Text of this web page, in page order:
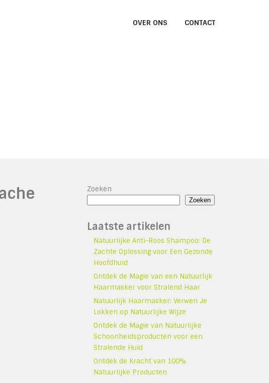
OVER ONS CONTACT
Zoeken
Zoeken
Laatste artikelen
Natuurlijke Anti-Roos Shampoo: De
Zachte Oplossing voor Een Gezonde
Hoofdhuid
Ontdek de Magie van een Natuurlijk
Haarmasker voor Stralend Haar
Natuurlijk Haarmasker: Verwen Je
Lokken op Natuurlijke Wijze
Ontdek de Magie van Natuurlijke
Schoonheidsproducten voor een
Stralende Huid
Ontdek de Kracht van 100%
Natuurlijke Producten